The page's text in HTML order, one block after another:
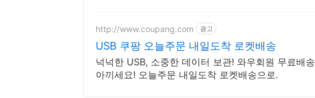
http://www.coupang.com 광고
USB 쿠팡 오늘주문 내일도착 로켓배송
넉넉한 USB, 소중한 데이터 보관! 와우회원 무료배
아끼세요! 오늘주문 내일도착 로켓배송으로.